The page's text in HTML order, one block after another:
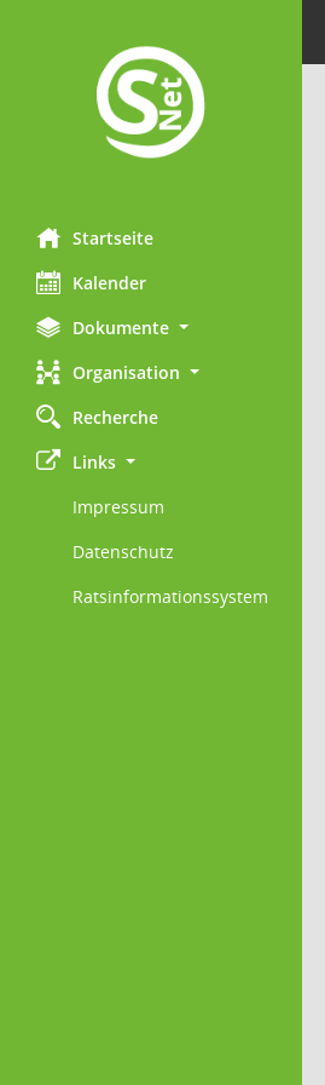
Startseite
Kalender
Dokumente
Organisation
Recherche
Links
Impressum
Datenschutz
Ratsinformationssystem